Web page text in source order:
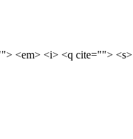
<em> <i> <q cite="">